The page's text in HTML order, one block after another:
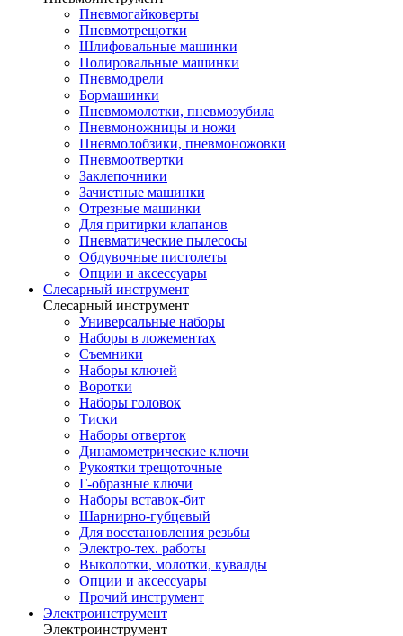
Пневмогайковерты
Пневмотрещотки
Шлифовальные машинки
Полировальные машинки
Пневмодрели
Бормашинки
Пневмомолотки, пневмозубила
Пневмоножницы и ножи
Пневмолобзики, пневмоножовки
Пневмоотвертки
Заклепочники
Зачистные машинки
Отрезные машинки
Для притирки клапанов
Пневматические пылесосы
Обдувочные пистолеты
Опции и аксессуары
Слесарный инструмент
Слесарный инструмент
Универсальные наборы
Наборы в ложементах
Съемники
Наборы ключей
Воротки
Наборы головок
Тиски
Наборы отверток
Динамометрические ключи
Рукоятки трещоточные
Г-образные ключи
Наборы вставок-бит
Шарнирно-губцевый
Для восстановления резьбы
Электро-тех. работы
Выколотки, молотки, кувалды
Опции и аксессуары
Прочий инструмент
Электроинструмент
Электроинструмент